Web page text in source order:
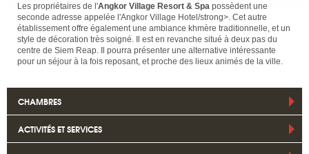
Les propriétaires de l'Angkor Village Resort & Spa possèdent une
seconde adresse appelée l'Angkor Village Hotel/strong>. Cet autre
établissement offre également une ambiance khmère traditionnelle, et un
style de décoration très soigné. Il est en revanche situé à deux pas du
centre de Siem Reap. Il pourra présenter une alternative intéressante
pour un séjour à la fois reposant, et proche des lieux animés de la ville.
CHAMBRES
ACTIVITÉS ET SERVICES